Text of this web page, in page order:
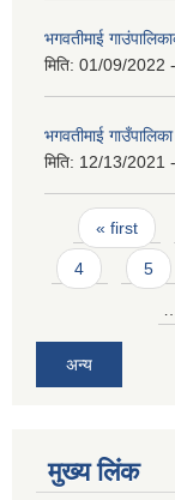
भगवतीमाई
मिति: 01/09/2022
भगवतीमाई
मिति: 12/13/2021
Pages
« first
4 5
अन्य
मुख्य लिंक